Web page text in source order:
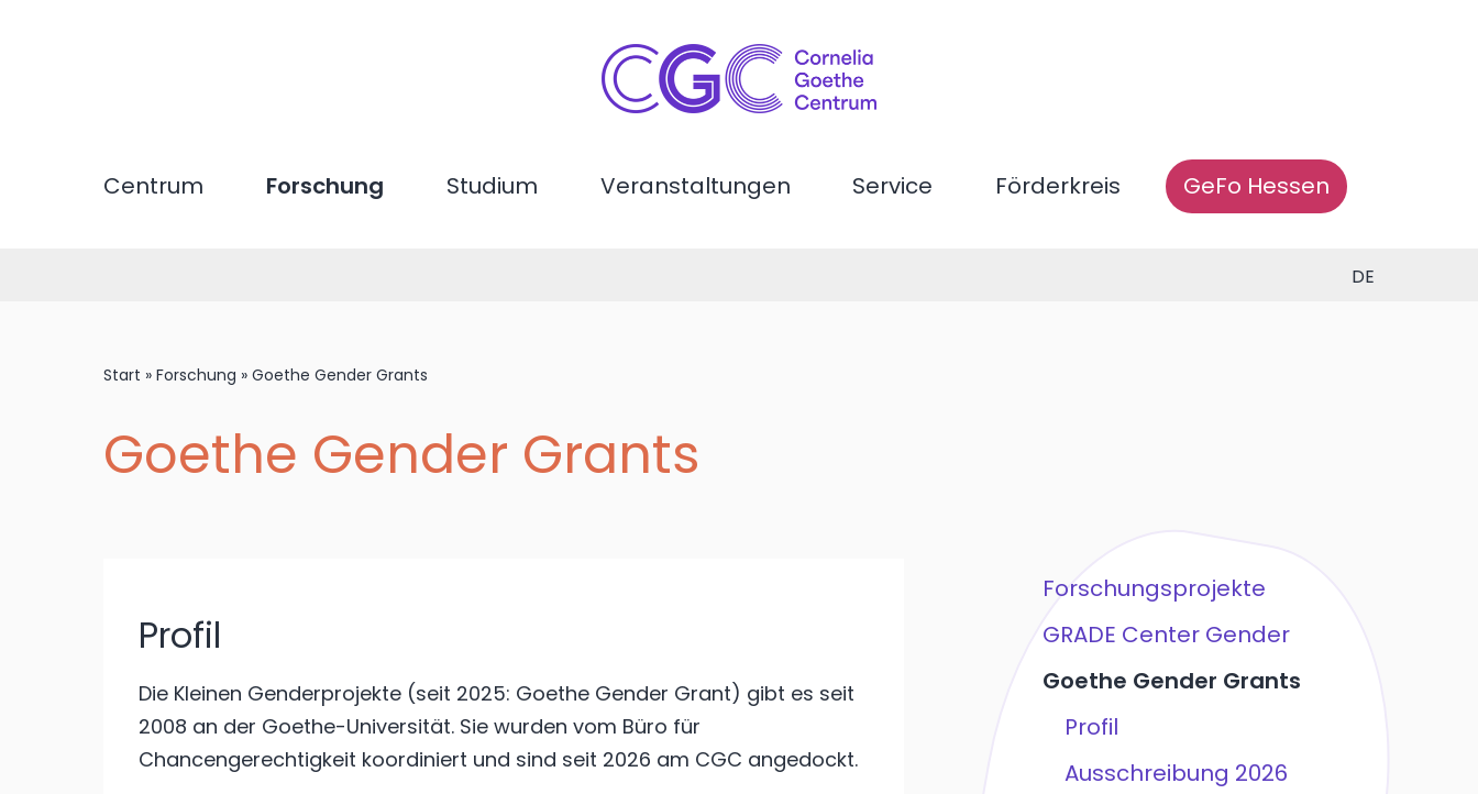
Centrum Forschung Studium Veranstaltungen Service Förderkreis GeFo Hessen
DE
Start » Forschung » Goethe Gender Grants
Goethe Gender Grants
Profil
Die Kleinen Genderprojekte (seit 2025: Goethe Gender Grant) gibt es seit
2008 an der Goethe-Universität. Sie wurden vom Büro für
Chancengerechtigkeit koordiniert und sind seit 2026 am CGC angedockt.
Forschungsprojekte
GRADE Center Gender
Goethe Gender Grants
Profil
Ausschreibung 2026